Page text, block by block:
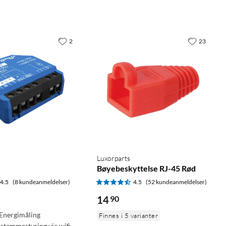
4.5 (8 kundeanmeldelser)
2
Luxorparts
Bøyebeskyttelse RJ-45 Rød
4.5 (52 kundeanmeldelser)
1490
Finnes i 5 varianter
23